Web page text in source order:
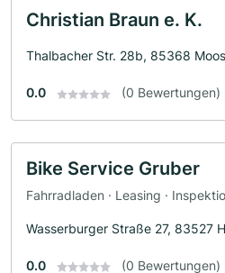
Christian Braun e. K.
Thalbacher Str. 28b, 85368
0.0 (0 Bewertungen)
Bike Service Gruber
Fahrradladen · Leasing ·
Wasserburger Straße 27, 83527
0.0 (0 Bewertungen)